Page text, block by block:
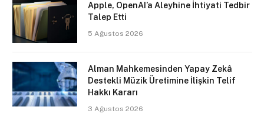
Apple, OpenAI’a Aleyhine İhtiyati Tedbir
Talep Etti
5 Ağustos 2026
Alman Mahkemesinden Yapay Zekâ
Destekli Müzik Üretimine İlişkin Telif
Hakkı Kararı
3 Ağustos 2026